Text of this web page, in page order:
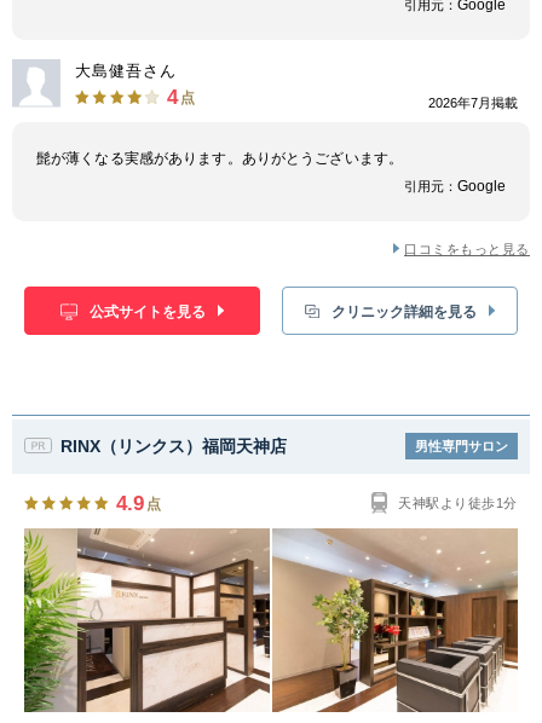
引用元： Google
大島健吾さん
4 点 2026年7月掲載
髭が薄くなる実感があります。ありがとうございます。
引用元： Google
口コミをもっと見る
公式サイトを見る クリニック詳細を見る
RINX（リンクス）福岡天神店 男性専門サロン
4.9 点 天神駅より徒歩1分